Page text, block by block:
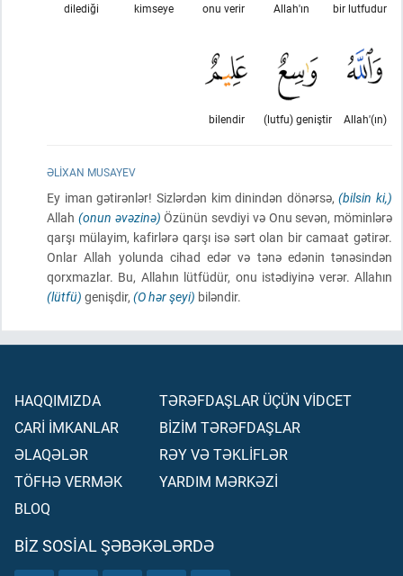
bir lutfudur
Allah'ın
onu verir
kimseye
dilediği
Allah'(ın)
(lutfu) geniştir
bilendir
ƏLIXAN MUSAYEV
Ey iman gətirənlər! Sizlərdən kim dinindən dönərsə,(bilsin ki,)
Allah (onun əvəzinə) Özünün sevdiyi və Onu sevən, möminlərə
qarşı mülayim, kafirlərə qarşı isə sərt olan bir camaat gətirər.
Onlar Allah yolunda cihad edər və tənə edənin tənəsindən
qorxmazlar. Bu, Allahın lütfüdür, onu istədiyinə verər. Allahın
(lütfü) genişdir, (O hər şeyi) biləndir.
HAQQIMIZDA
CARİ İMKANLAR
ƏLAQƏLƏR
TÖFHƏ VERMƏK
BLOQ
TƏRƏFDAŞLAR ÜÇÜN VİDCET
BİZİM TƏRƏFDAŞLAR
RƏY VƏ TƏKLİFLƏR
YARDIM MƏRKƏZİ
BIZ SOSIAL ŞƏBƏKƏLƏRDƏ